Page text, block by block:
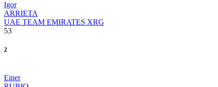
Igor
ARRIETA
UAE TEAM EMIRATES XRG
53
2
Einer